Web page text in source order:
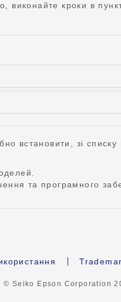
кроки в
встановити, зі
та програмного
© Seiko Epson Corporation